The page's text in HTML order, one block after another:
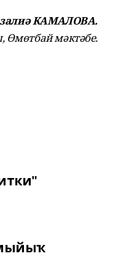
КАМАЛОВА.
мәктәбе.